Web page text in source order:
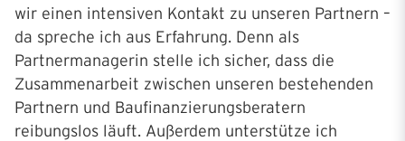
wir einen intensiven Kontakt zu unseren Partnern –
da spreche ich aus Erfahrung. Denn als
Partnermanagerin stelle ich sicher, dass die
Zusammenarbeit zwischen unseren bestehenden
Partnern und Baufinanzierungsberatern
reibungslos läuft. Außerdem unterstütze ich